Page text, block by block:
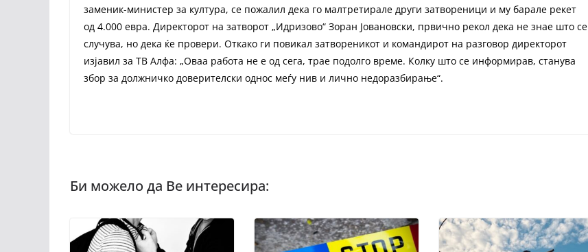
заменик-министер за култура, се пожалил дека го малтретирале други затвореници и му барале рекет
од 4.000 евра. Директорот на затворот „Идризово“ Зоран Јовановски, првично рекол дека не знае што се
случува, но дека ќе провери. Откако ги повикал затвореникот и командирот на разговор директорот
изјавил за ТВ Алфа: „Оваа работа не е од сега, трае подолго време. Колку што се информирав, станува
збор за должничко доверителски однос меѓу нив и лично недоразбирање“.